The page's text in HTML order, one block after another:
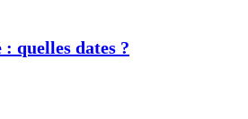
quelles dates ?